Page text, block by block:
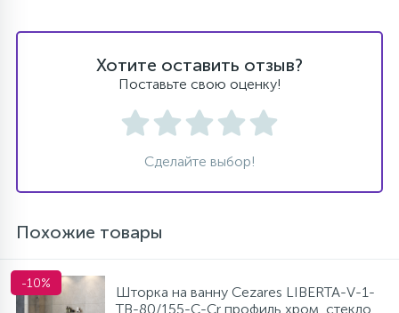
Хотите оставить отзыв?
Поставьте свою оценку!
Сделайте выбор!
Похожие товары
-10%
Шторка на ванну Cezares LIBERTA-V-1-
TB-80/155-C-Cr профиль хром, стекло